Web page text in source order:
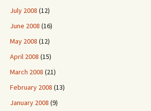
July 2008 (12)
June 2008 (16)
May 2008 (12)
April 2008 (15)
March 2008 (21)
February 2008 (13)
January 2008 (9)